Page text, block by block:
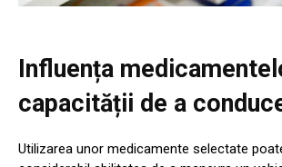
Influența
capacității de a
Utilizarea unor medicamente selectate